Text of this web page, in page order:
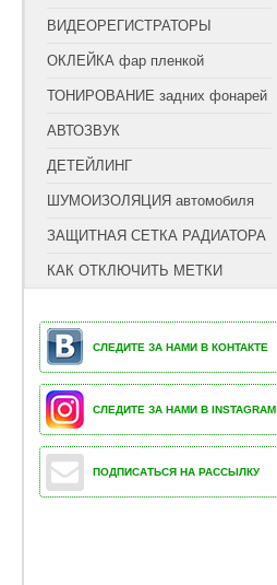
ВИДЕОРЕГИСТРАТОРЫ
ОКЛЕЙКА фар пленкой
ТОНИРОВАНИЕ задних фонарей
АВТОЗВУК
ДЕТЕЙЛИНГ
ШУМОИЗОЛЯЦИЯ автомобиля
ЗАЩИТНАЯ СЕТКА РАДИАТОРА
КАК ОТКЛЮЧИТЬ МЕТКИ
СЛЕДИТЕ ЗА НАМИ В КОНТАКТЕ
СЛЕДИТЕ ЗА НАМИ В INSTAGRAM
ПОДПИСАТЬСЯ НА РАССЫЛКУ